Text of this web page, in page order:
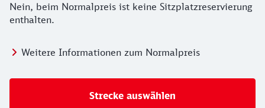
Nein, beim Normalpreis ist keine Sitzplatzreservierung
enthalten.
Weitere Informationen zum Normalpreis
Strecke auswählen